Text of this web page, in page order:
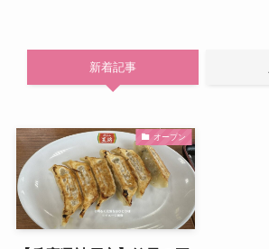
新着記事
オープン